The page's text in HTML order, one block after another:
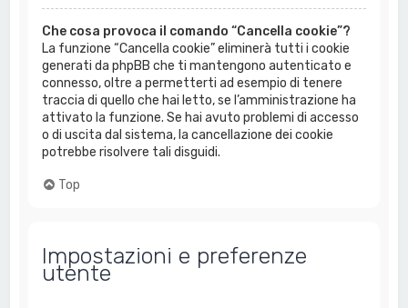
Che cosa provoca il comando “Cancella cookie”?
La funzione “Cancella cookie” eliminerà tutti i cookie
generati da phpBB che ti mantengono autenticato e
connesso, oltre a permetterti ad esempio di tenere
traccia di quello che hai letto, se l’amministrazione ha
attivato la funzione. Se hai avuto problemi di accesso
o di uscita dal sistema, la cancellazione dei cookie
potrebbe risolvere tali disguidi.
Top
Impostazioni e preferenze
utente